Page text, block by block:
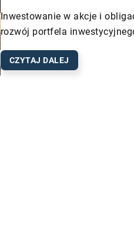
Inwestowanie w akcje i
rozwój portfela
CZYTAJ DALEJ